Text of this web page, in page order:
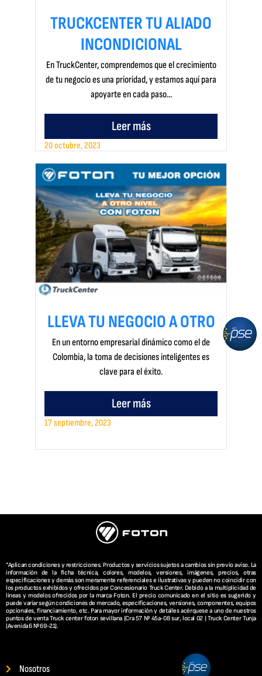
TRUCKCENTER TU ALIADO
INCONDICIONAL
En TruckCenter, comprendemos que el crecimiento
de tu negocio es una prioridad, y estamos aquí para
apoyarte en cada paso...
Leer más
20 octubre, 2023
LLEVA TU NEGOCIO A OTRO
En un entorno empresarial dinámico como el de
Colombia, la toma de decisiones inteligentes es
clave para el éxito.
Leer más
17 septiembre, 2023
*Aplican condiciones y restricciones. Productos y servicios sujetos a cambios sin previo aviso. La
información de la ficha técnica, colores, modelos, versiones, imágenes, precios, otras
especificaciones y demás son meramente referenciales e ilustrativas y pueden no coincidir con
los productos exhibidos y ofrecidos por Concesionario Truck Center. Debido a la multiplicidad de
líneas y modelos ofrecidos por la marca Foton. El precio comunicado en el sitio es sugerido y
puede variar según condiciones de mercado, especificaciones, versiones, componentes, equipos
opcionales, financiamiento, etc. Para mayor información y detalles acérquese a uno de nuestros
puntos de venta Truck center foton sevillana (Cra 57 Nº 45a-08 sur, local 02 ) Truck Center Tunja
(Avenida 6 Nº 69-21).
Nosotros